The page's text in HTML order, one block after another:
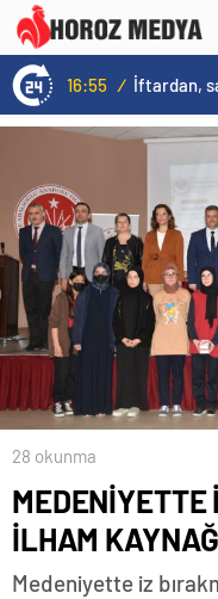
16:55 / İftardan,
28 okunma
MEDENİYETTE
İLHAM
Medeniyette iz